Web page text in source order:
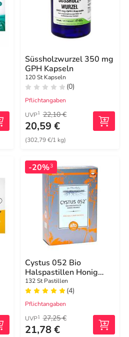
Süssholzwurzel 350 mg
GPH Kapseln
120 St Kapseln
(0)
Pflichtangaben
UVP1 22,10 €
20,59 €
(302,79 €/1 kg)
-20%3
Cystus 052 Bio
Halspastillen Honig
Orange
132 St Pastillen
(4)
Pflichtangaben
UVP1 27,25 €
21,78 €